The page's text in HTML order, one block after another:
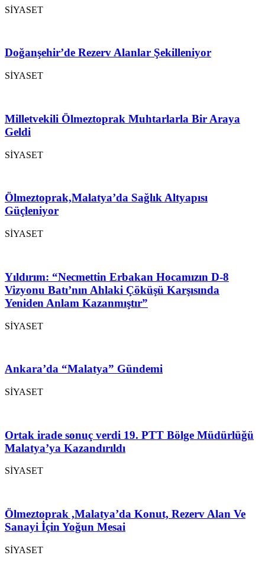
SİYASET
Doğanşehir’de Rezerv Alanlar Şekilleniyor
SİYASET
Milletvekili Ölmeztoprak Muhtarlarla Bir Araya
Geldi
SİYASET
Ölmeztoprak,Malatya’da Sağlık Altyapısı
Güçleniyor
SİYASET
Yıldırım: “Necmettin Erbakan Hocamızın D-8
Vizyonu Batı’nın Ahlaki Çöküşü Karşısında
Yeniden Anlam Kazanmıştır”
SİYASET
Ankara’da “Malatya” Gündemi
SİYASET
Ortak irade sonuç verdi 19. PTT Bölge Müdürlüğü
Malatya’ya Kazandırıldı
SİYASET
Ölmeztoprak ,Malatya’da Konut, Rezerv Alan Ve
Sanayi İçin Yoğun Mesai
SİYASET